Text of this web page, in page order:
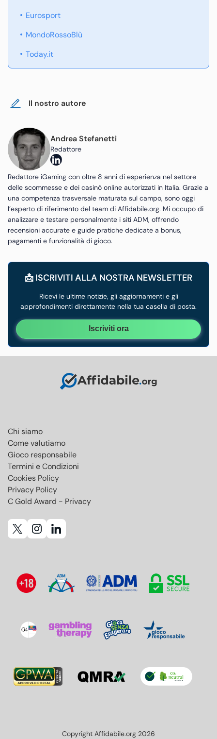
Eurosport
MondoRossoBlù
Today.it
Il nostro autore
Andrea Stefanetti
Redattore
Redattore iGaming con oltre 8 anni di esperienza nel settore
delle scommesse e dei casinò online autorizzati in Italia. Grazie a
una competenza trasversale maturata sul campo, sono oggi
l’esperto di riferimento del team di Affidabile.org. Mi occupo di
analizzare e testare personalmente i siti ADM, offrendo
recensioni accurate e guide pratiche dedicate a bonus,
pagamenti e funzionalità di gioco.
📩 ISCRIVITI ALLA NOSTRA NEWSLETTER
Ricevi le ultime notizie, gli aggiornamenti e gli
approfondimenti direttamente nella tua casella di posta.
Iscriviti ora
Chi siamo
Come valutiamo
Gioco responsabile
Termini e Condizioni
Cookies Policy
Privacy Policy
C Gold Award - Privacy
Copyright Affidabile.org 2026